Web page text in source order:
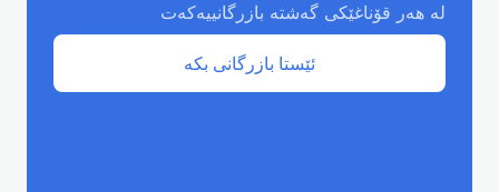
لە هەر قۆناغێکی گەشتە بازرگانییەکەت
ئێستا بازرگانی بکە